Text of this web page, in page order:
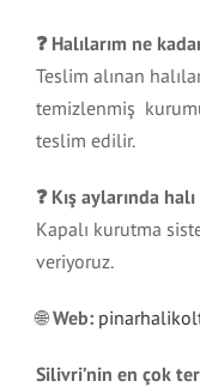
❓ Halılarım ne
Teslim alınan
temizlenmiş
teslim edilir.
❓ Kış aylarında
Kapalı kurutma
veriyoruz.
🌐Web:
Silivri’nin en çok